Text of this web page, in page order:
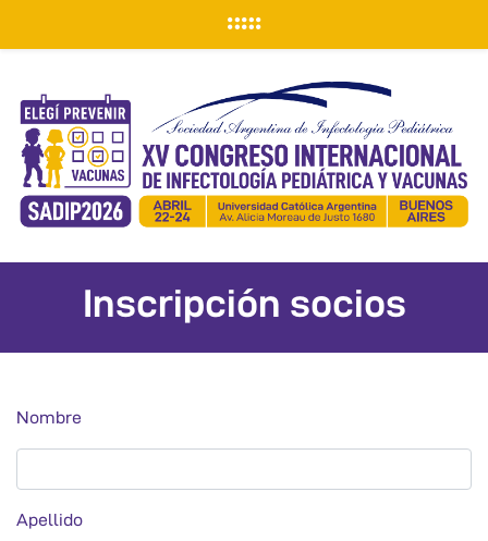
Inscripción socios
Nombre
Apellido